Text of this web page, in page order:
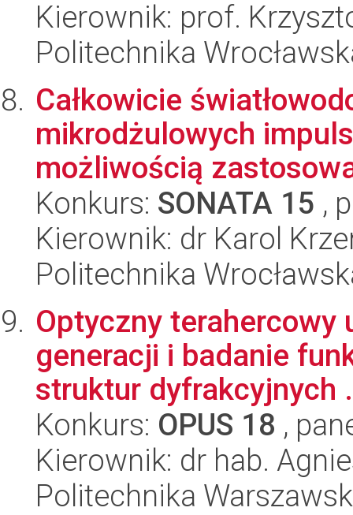
Kierownik: prof.
Politechnika
Całkowicie
mikrodżulowych
możliwością
Konkurs: SONATA 15 ,
Kierownik: dr Karol
Politechnika
Optyczny terahercowy
generacji i badanie
struktur dyfrakcyjnych
Konkurs: OPUS 18 ,
Kierownik: dr hab.
Politechnika